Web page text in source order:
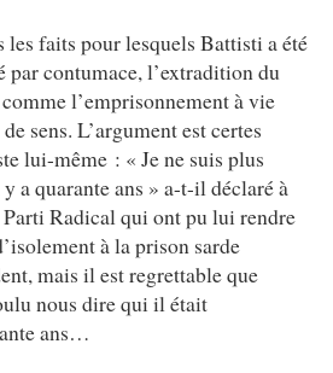
les faits pour lesquels Battisti a été
par contumace, l’extradition du
l’emprisonnement à vie
sens. L’argument est certes
lui-même : « Je ne suis plus
a quarante ans » a-t-il déclaré à
Radical qui ont pu lui rendre
à la prison sarde
mais il est regrettable que
nous dire qui il était
ans…